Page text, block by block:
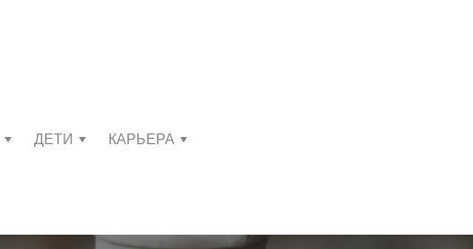
ДЕТИ КАРЬЕРА